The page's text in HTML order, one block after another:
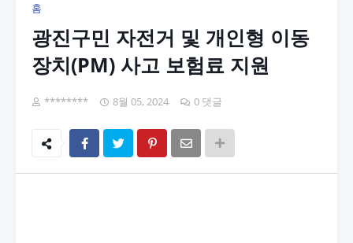
홈
광진구민 자전거 및 개인형 이동
장치(PM) 사고 보험료 지원
******** 8월 05, 2024 0 댓글